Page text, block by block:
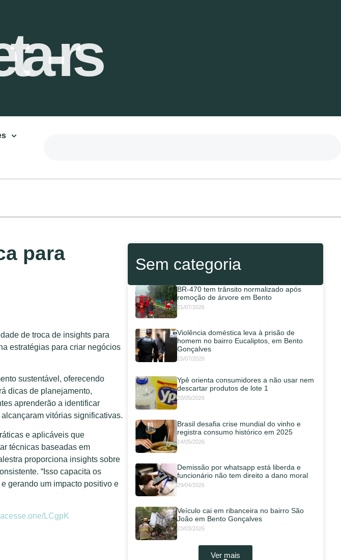
rs
para
de troca de insights para
estratégias para criar negócios
sustentável, oferecendo
dicas de planejamento,
aprenderão a identificar
vitórias significativas.
e aplicáveis que
técnicas baseadas em
proporciona insights sobre
“Isso capacita os
gerando um impacto positivo e
LCgpK
Sem categoria
BR-470 tem trânsito normalizado após
remoção de árvore em Bento
21/07/2026
Violência doméstica leva à prisão de
homem no bairro Eucaliptos, em Bento
Gonçalves
15/07/2026
Ypê orienta consumidores a não usar nem
descartar produtos de lote 1
20/05/2026
Brasil desafia crise mundial do vinho e
registra consumo histórico em 2025
14/05/2026
Demissão por whatsapp está liberda e
funcionário não tem direito a dano moral
29/04/2026
Veículo cai em ribanceira no bairro São
João em Bento Gonçalves
23/03/2026
Ver mais